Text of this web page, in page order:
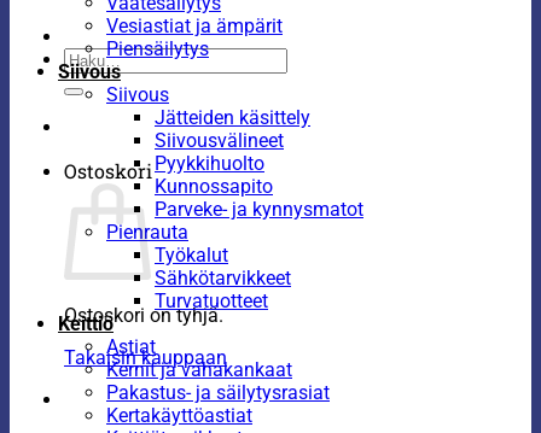
Etsi:
Ostoskori
Ostoskori on tyhjä.
Takaisin kauppaan
Vesiastiat ja ämpärit
Piensäilytys
Siivous
Siivous
Jätteiden käsittely
Siivousvälineet
Pyykkihuolto
Kunnossapito
Parveke- ja kynnysmatot
Pienrauta
Työkalut
Sähkötarvikkeet
Turvatuotteet
Keittiö
Astiat
Kernit ja vahakankaat
Pakastus- ja säilytysrasiat
Kertakäyttöastiat